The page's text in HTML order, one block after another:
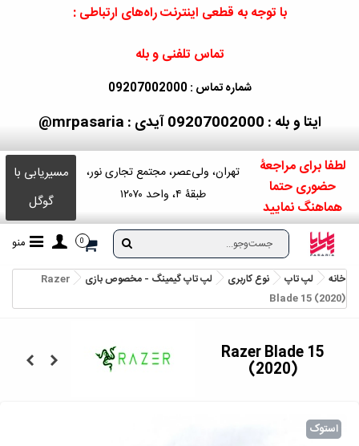
با توجه به قطعی اینترنت راه‌های ارتباطی :
تماس تلفنی و بله
شماره تماس : 09207002000
ایتا و بله : 09207002000 آیدی : mrpasaria@
لطفا برای مراجعۀ
حضوری حتما
هماهنگ نمایید
تهران، ولی‌عصر، مجتمع تجاری نور،
طبقۀ ۴، واحد ۱۲۰۷۰
مسیریابی با
گوگل
0 منو
خانه لپ تاپ نوع کاربری لپ تاپ گیمینگ - مخصوص بازی
Razer
Blade 15 (2020)
Razer Blade 15
(2020)
استوک